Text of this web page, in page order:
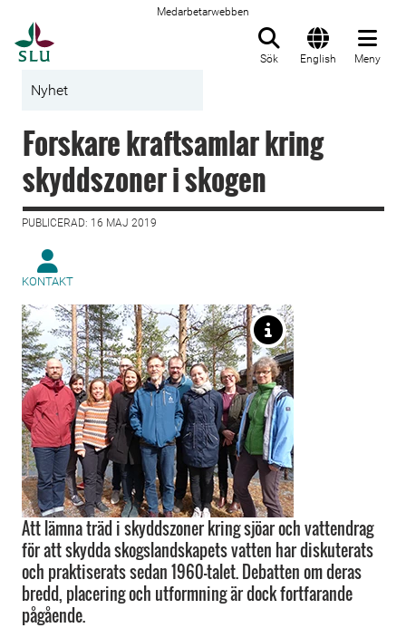
Medarbetarwebben
Sök English Meny
Nyhet
Forskare kraftsamlar kring
skyddszoner i skogen
PUBLICERAD: 16 MAJ 2019
KONTAKT
Att lämna träd i skyddszoner kring sjöar och vattendrag
för att skydda skogslandskapets vatten har diskuterats
och praktiserats sedan 1960-talet. Debatten om deras
bredd, placering och utformning är dock fortfarande
pågående.